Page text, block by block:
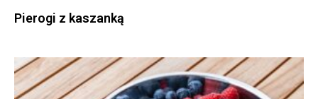
Pierogi z kaszanką